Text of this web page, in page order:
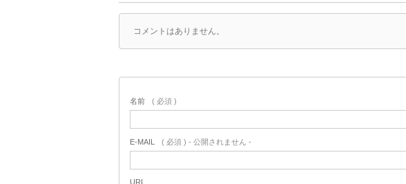
コメントはありません。
名前 ( 必須 )
E-MAIL ( 必須 ) - 公開されません -
URL